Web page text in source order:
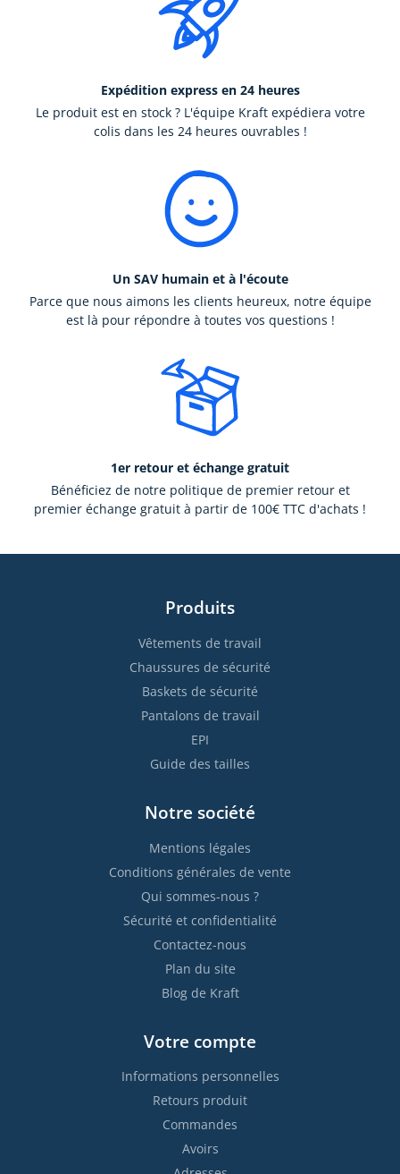
Expédition express en 24 heures
Le produit est en stock ? L'équipe Kraft expédiera votre
colis dans les 24 heures ouvrables !
Un SAV humain et à l'écoute
Parce que nous aimons les clients heureux, notre équipe
est là pour répondre à toutes vos questions !
1er retour et échange gratuit
Bénéficiez de notre politique de premier retour et
premier échange gratuit à partir de 100€ TTC d'achats !
Produits
Vêtements de travail
Chaussures de sécurité
Baskets de sécurité
Pantalons de travail
EPI
Guide des tailles
Notre société
Mentions légales
Conditions générales de vente
Qui sommes-nous ?
Sécurité et confidentialité
Contactez-nous
Plan du site
Blog de Kraft
Votre compte
Informations personnelles
Retours produit
Commandes
Avoirs